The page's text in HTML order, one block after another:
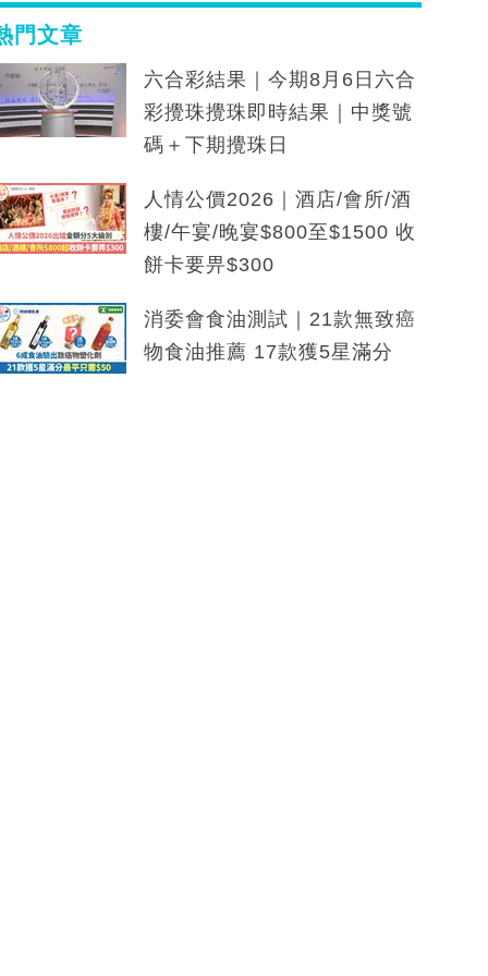
門文章
六合彩結果｜今期8月6日六合
彩攪珠攪珠即時結果｜中獎號
碼＋下期攪珠日
人情公價2026｜酒店/會所/酒
樓/午宴/晚宴$800至$1500 收
餅卡要畀$300
消委會食油測試｜21款無致癌
物食油推薦 17款獲5星滿分